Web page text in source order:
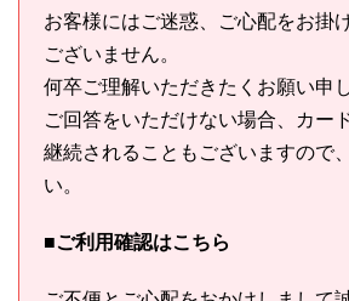
お客様にはご迷惑、ご心配をお掛
ございません。
何卒ご理解いただきたくお願い申
ご回答をいただけない場合、カー
継続されることもございますので
い。
■ご利用確認はこちら